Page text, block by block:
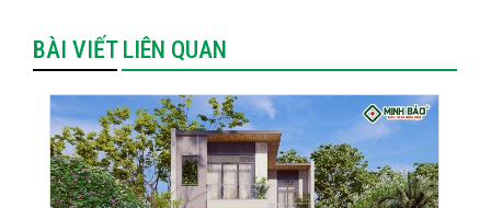
BÀI VIẾT LIÊN QUAN